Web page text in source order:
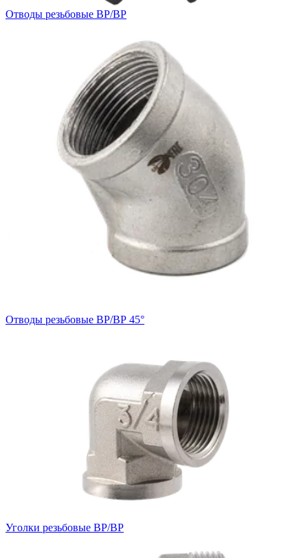
Отводы резьбовые ВР/ВР
Отводы резьбовые ВР/ВР 45°
Уголки резьбовые ВР/ВР